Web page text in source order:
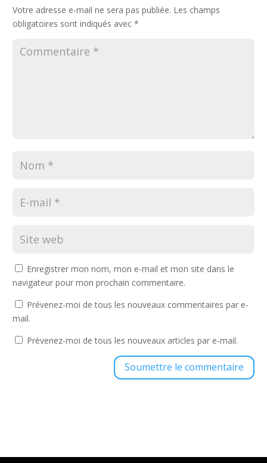
Votre adresse e-mail ne sera pas publiée. Les champs
obligatoires sont indiqués avec *
Enregistrer mon nom, mon e-mail et mon site dans le
navigateur pour mon prochain commentaire.
Prévenez-moi de tous les nouveaux commentaires par e-
mail.
Prévenez-moi de tous les nouveaux articles par e-mail.
Soumettre le commentaire